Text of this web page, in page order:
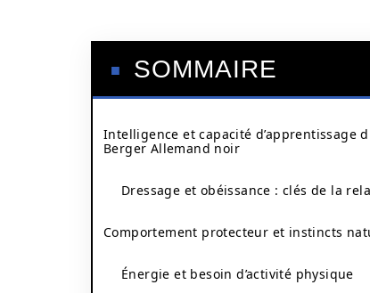
SOMMAIRE
Intelligence et capacité d’apprentissage
Berger Allemand noir
Dressage et obéissance : clés de la
Comportement protecteur et instincts
Énergie et besoin d’activité physique